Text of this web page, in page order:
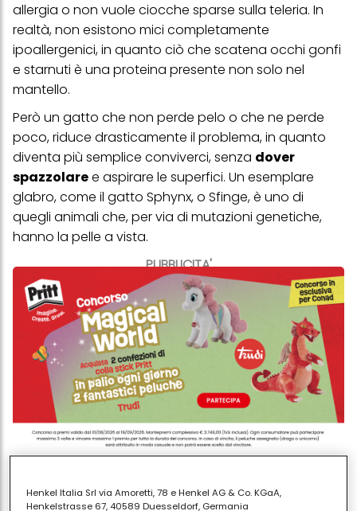
PUBBLICITA'
allergia o non vuole ciocche sparse sulla teleria. In
realtà, non esistono mici completamente
ipoallergenici, in quanto ciò che scatena occhi gonfi
e starnuti è una proteina presente non solo nel
mantello.
Però un gatto che non perde pelo o che ne perde
poco, riduce drasticamente il problema, in quanto
diventa più semplice conviverci, senza dover
spazzolaree aspirare le superfici. Un esemplare
glabro, come il gatto Sphynx, o Sfinge, è uno di
quegli animali che, per via di mutazioni genetiche,
hanno la pelle a vista.
certamente non perdono pelo, in quanto
Henkel Italia Srl via Amoretti, 78 e Henkel AG & Co. KGaA,
Henkelstrasse 67, 40589 Duesseldorf, Germania